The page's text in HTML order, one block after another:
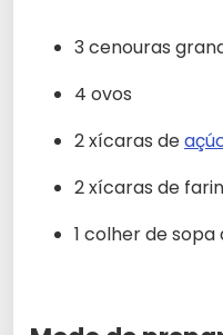
3 cenouras
4 ovos
2 xícaras de
2 xícaras de
1 colher de sopa